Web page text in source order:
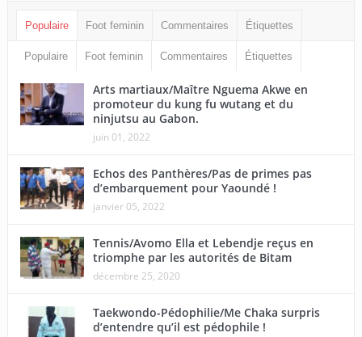
Populaire Foot feminin Commentaires Étiquettes
Populaire Foot feminin Commentaires Étiquettes
Arts martiaux/Maître Nguema Akwe en
promoteur du kung fu wutang et du
ninjutsu au Gabon.
juin 01, 2022
Echos des Panthères/Pas de primes pas
d’embarquement pour Yaoundé !
janvier 05, 2022
Tennis/Avomo Ella et Lebendje reçus en
triomphe par les autorités de Bitam
décembre 25, 2020
Taekwondo-Pédophilie/Me Chaka surpris
d’entendre qu’il est pédophile !